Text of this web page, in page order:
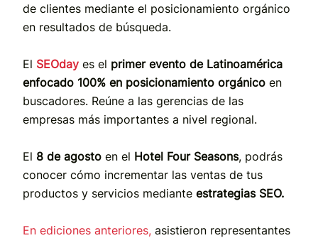
de clientes mediante el posicionamiento orgánico
en resultados de búsqueda.
El SEOday es el primer evento de Latinoamérica
enfocado 100% en posicionamiento orgánico en
buscadores. Reúne a las gerencias de las
empresas más importantes a nivel regional.
El 8 de agosto en el Hotel Four Seasons, podrás
conocer cómo incrementar las ventas de tus
productos y servicios mediante estrategias SEO.
En ediciones anteriores, asistieron representantes